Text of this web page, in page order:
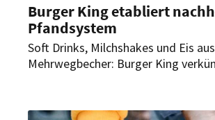
Burger King etabliert
Pfandsystem
Soft Drinks, Milchshakes und Eis
Mehrwegbecher: Burger King
Mehrwegsystem?